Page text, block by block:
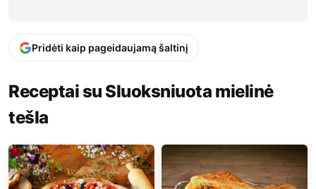
Pridėti kaip pageidaujamą šaltinį
Receptai su Sluoksniuota mielinė
tešla